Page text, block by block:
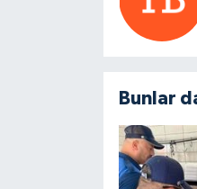
Bunlar